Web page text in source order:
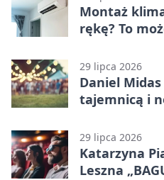
Montaż
rękę? To
29 lipca 2026
Daniel
tajemnicą i
29 lipca 2026
Katarzyna
Leszna